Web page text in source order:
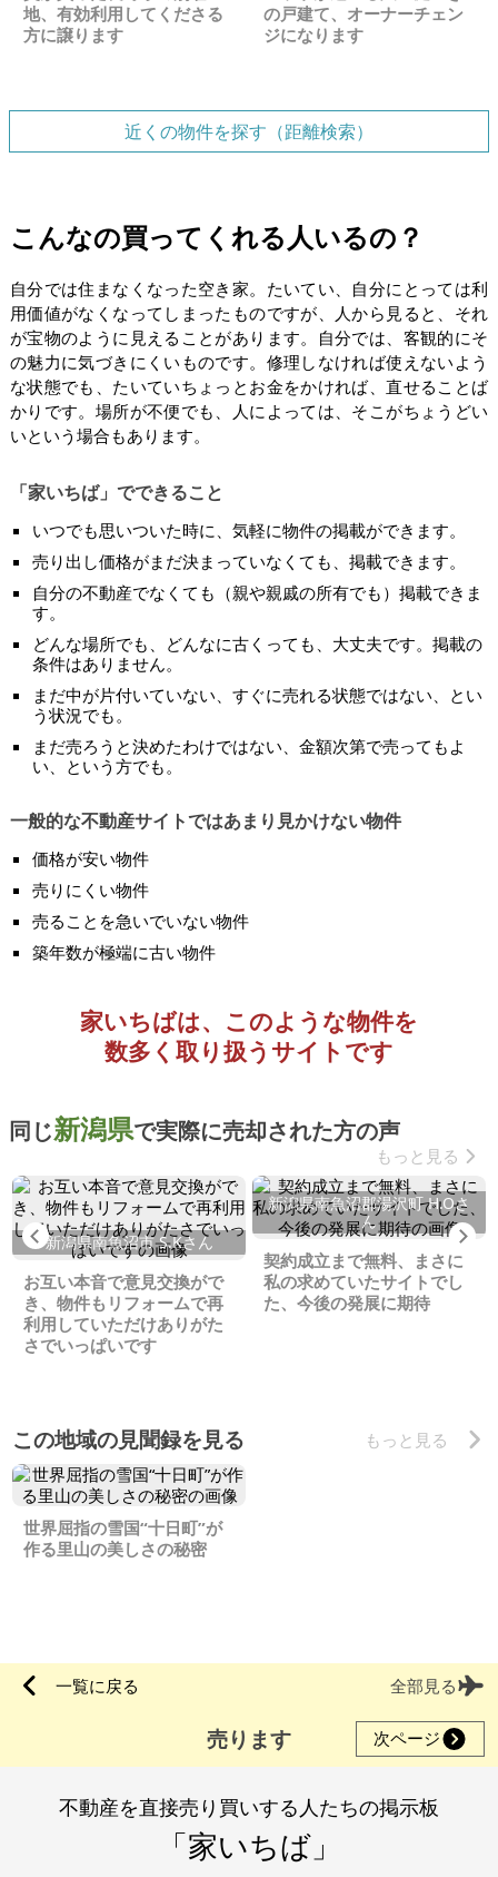
地、有効利用してくださる
方に譲ります
の戸建て、オーナーチェン
ジになります
近くの物件を探す（距離検索）
こんなの買ってくれる人いるの？
自分では住まなくなった空き家。たいてい、自分にとっては利
用価値がなくなってしまったものですが、人から見ると、それ
が宝物のように見えることがあります。自分では、客観的にそ
の魅力に気づきにくいものです。修理しなければ使えないよう
な状態でも、たいていちょっとお金をかければ、直せることば
かりです。場所が不便でも、人によっては、そこがちょうどい
いという場合もあります。
「家いちば」でできること
いつでも思いついた時に、気軽に物件の掲載ができます。
売り出し価格がまだ決まっていなくても、掲載できます。
自分の不動産でなくても（親や親戚の所有でも）掲載できま
す。
どんな場所でも、どんなに古くっても、大丈夫です。掲載の
条件はありません。
まだ中が片付いていない、すぐに売れる状態ではない、とい
う状況でも。
まだ売ろうと決めたわけではない、金額次第で売ってもよ
い、という方でも。
一般的な不動産サイトではあまり見かけない物件
価格が安い物件
売りにくい物件
売ることを急いでいない物件
築年数が極端に古い物件
家いちばは、このような物件を
数多く取り扱うサイトです
同じ新潟県で実際に売却された方の声
もっと見る
Previous
新潟県南魚沼市 S.Kさん
お互い本音で意見交換がで
き、物件もリフォームで再
利用していただけありがた
さでいっぱいです
新潟県南魚沼郡湯沢町 H.Oさ
ん
契約成立まで無料、まさに
私の求めていたサイトでし
た、今後の発展に期待
この地域の見聞録を見る もっと見る
世界屈指の雪国“十日町”が
作る里山の美しさの秘密
一覧に戻る 全部見る
売ります 次ページ
不動産を直接売り買いする人たちの掲示板
「家いちば」